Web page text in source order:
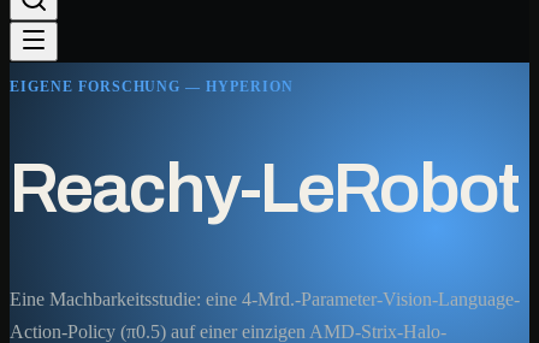
EIGENE FORSCHUNG — HYPERION
Reachy-LeRobot
Eine Machbarkeitsstudie: eine 4-Mrd.-Parameter-Vision-Language-
Action-Policy (π0.5) auf einer einzigen AMD-Strix-Halo-